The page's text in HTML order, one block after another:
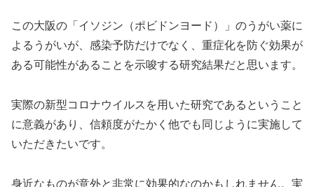
この大阪の「イソジン（ポビドンヨード）」のうがい薬に
よるうがいが、感染予防だけでなく、重症化を防ぐ効果が
ある可能性があることを示唆する研究結果だと思います。
実際の新型コロナウイルスを用いた研究であるということ
に意義があり、信頼度がたかく他でも同じように実施して
いただきたいです。
身近なものが意外と非常に効果的なのかもしれません。実